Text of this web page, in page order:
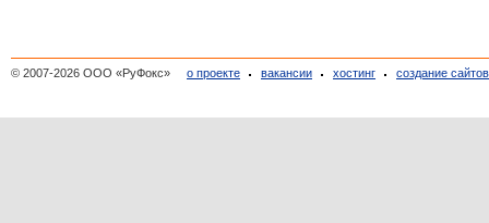
© 2007-2026 ООО «РуФокс» о проекте вакансии хостинг создание сайтов